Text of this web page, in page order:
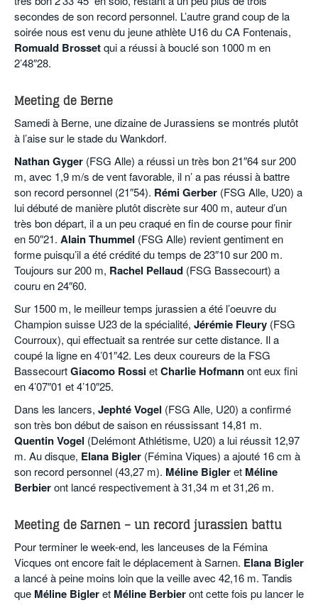
secondes de son record personnel. L’autre grand coup de la
soirée nous est venu du jeune athlète U16 du CA Fontenais,
Romuald Brossetqui a réussi à bouclé son 1000 m en
2’48″28.
Meeting de Berne
Samedi à Berne, une dizaine de Jurassiens se montrés plutôt
à l’aise sur le stade du Wankdorf.
Nathan Gyger (FSG Alle) a réussi un très bon 21″64 sur 200
m, avec 1,9 m/s de vent favorable, il n’ a pas réussi à battre
son record personnel (21″54). Rémi Gerber (FSG Alle, U20) a
lui débuté de manière plutôt discrète sur 400 m, auteur d’un
très bon départ, il a un peu craqué en fin de course pour finir
en 50″21. Alain Thummel (FSG Alle) revient gentiment en
forme puisqu’il a été crédité du temps de 23″10 sur 200 m.
Toujours sur 200 m, Rachel Pellaud (FSG Bassecourt) a
couru en 24″60.
Sur 1500 m, le meilleur temps jurassien a été l’oeuvre du
Champion suisse U23 de la spécialité, Jérémie Fleury (FSG
Courroux), qui effectuait sa rentrée sur cette distance. Il a
coupé la ligne en 4’01″42. Les deux coureurs de la FSG
BassecourtGiacomo RossietCharlie Hofmannont eux fini
en 4’07″01 et 4’10″25.
Dans les lancers, Jephté Vogel (FSG Alle, U20) a confirmé
son très bon début de saison en réussissant 14,81 m.
Quentin Vogel (Delémont Athlétisme, U20) a lui réussit 12,97
m. Au disque, Elana Bigler (Fémina Viques) a ajouté 16 cm à
son record personnel (43,27 m). Méline Bigleret Méline
Berbieront lancé respectivement à 31,34 m et 31,26 m.
Meeting de Sarnen – un record jurassien battu
Pour terminer le week-end, les lanceuses de la Fémina
Vicques ont encore fait le déplacement à Sarnen. Elana Bigler
a lancé à peine moins loin que la veille avec 42,16 m. Tandis
que Méline Bigleret Méline Berbieront cette fois pu lancer le